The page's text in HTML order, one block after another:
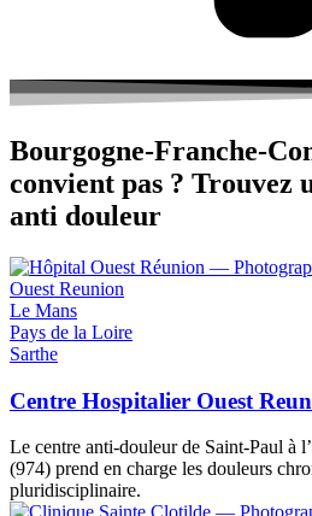
Bourgogne-Franche-
convient pas ? Trouvez
anti douleur
Le Mans
Pays de la Loire
Sarthe
Centre Hospitalier Ouest
Le centre anti-douleur de Saint-Paul à
(974) prend en charge les douleurs
pluridisciplinaire.